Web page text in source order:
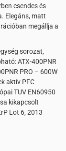
csendes és
Elegáns, matt
megállja a
sorozat,
ATX-400PNR
PRO – 600W
aktív PFC
TUV EN60950
kikapcsolt
Lot 6, 2013